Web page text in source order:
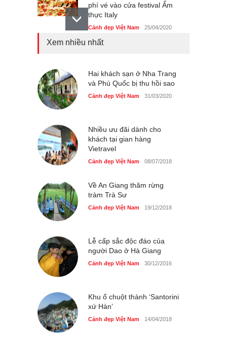
phí vé vào cửa festival Ẩm
thực Italy
Cảnh đẹp Việt Nam 25/04/2020
Cảnh đẹp Việt Nam 25/04/2020
Bán đảo Sơn Trà sẽ là khu
Xem nhiều nhất
Hai khách sạn ở Nha Trang
và Phú Quốc bị thu hồi sao
Cảnh đẹp Việt Nam 31/03/2020
Nhiều ưu đãi dành cho
khách tại gian hàng
Vietravel
Cảnh đẹp Việt Nam 08/07/2018
Về An Giang thăm rừng
tràm Trà Sư
Cảnh đẹp Việt Nam 19/12/2018
Lễ cấp sắc độc đáo của
người Dao ở Hà Giang
Cảnh đẹp Việt Nam 30/12/2016
Khu ổ chuột thành ‘Santorini
xứ Hàn’
Cảnh đẹp Việt Nam 14/04/2018